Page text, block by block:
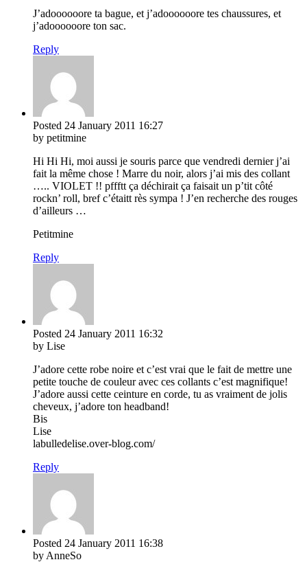
J’adoooooore ta bague, et j’adoooooore tes chaussures, et
j’adoooooore ton sac.
Reply
Posted 24 January 2011 16:27
by petitmine
Hi Hi Hi, moi aussi je souris parce que vendredi dernier j’ai
fait la même chose ! Marre du noir, alors j’ai mis des collant
….. VIOLET !! pffftt ça déchirait ça faisait un p’tit côté
rockn’ roll, bref c’étaitt rès sympa ! J’en recherche des rouges
d’ailleurs …
Petitmine
Reply
Posted 24 January 2011 16:32
by Lise
J’adore cette robe noire et c’est vrai que le fait de mettre une
petite touche de couleur avec ces collants c’est magnifique!
J’adore aussi cette ceinture en corde, tu as vraiment de jolis
cheveux, j’adore ton headband!
Bis
Lise
labulledelise.over-blog.com/
Reply
Posted 24 January 2011 16:38
by AnneSo